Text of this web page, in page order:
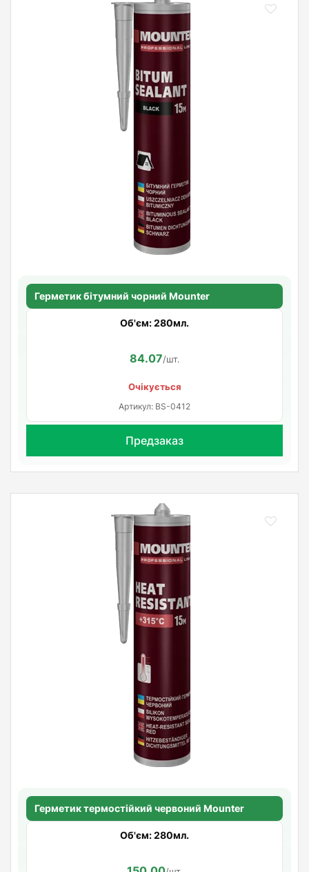
Герметик бітумний чорний Mounter
Об'єм: 280мл.
84.07/шт.
Очікується
Артикул: BS-0412
Предзаказ
Герметик термостійкий червоний Mounter
Об'єм: 280мл.